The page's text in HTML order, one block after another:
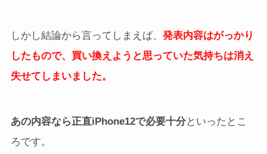
しかし結論から言ってしまえば、 発表内容はがっかり
したもので、買い換えようと思っていた気持ちは消え
失せてしまいました。
あの内容なら正直iPhone12で必要十分といったとこ
ろです。